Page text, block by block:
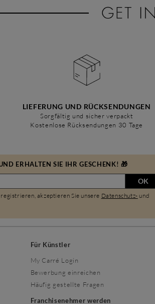
LIEFERUNG UND RÜCKSENDUNGEN
Sorgfältig und sicher verpackt
Kostenlose Rücksendungen 30 Tage
ERHALTEN SIE IHR GESCHENK! 🎁
OK
akzeptieren Sie unsere Datenschutz- und
Für Künstler
My Carré Login
Bewerbung einreichen
Häufig gestellte Fragen
Franchisenehmer werden